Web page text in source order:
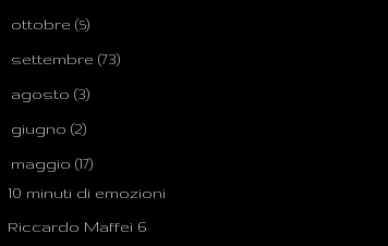
ottobre(5)
settembre(73)
agosto(3)
giugno(2)
maggio(17)
10 minuti di emozioni
Riccardo Maffei 6